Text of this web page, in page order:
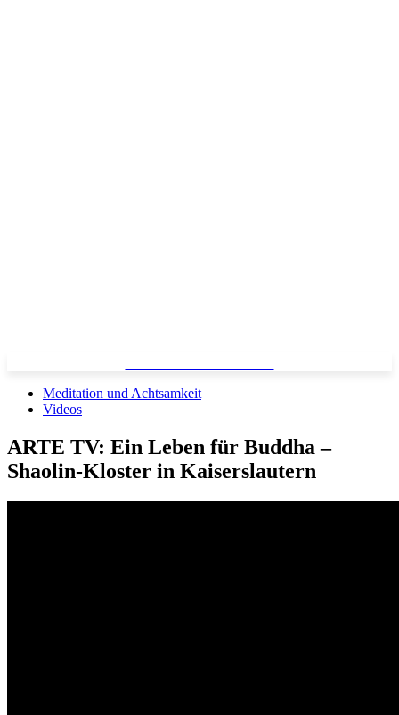
Meditation und Achtsamkeit
Videos
ARTE TV: Ein Leben für Buddha –
Shaolin-Kloster in Kaiserslautern